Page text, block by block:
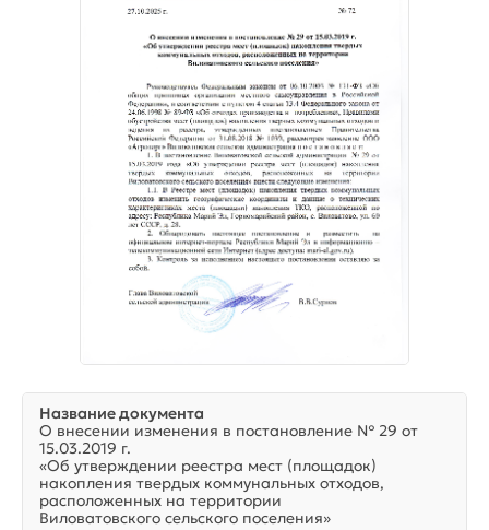
Название документа
О внесении изменения в постановление № 29 от
15.03.2019 г.
«Об утверждении реестра мест (площадок)
накопления твердых коммунальных отходов,
расположенных на территории
Виловатовского сельского поселения»